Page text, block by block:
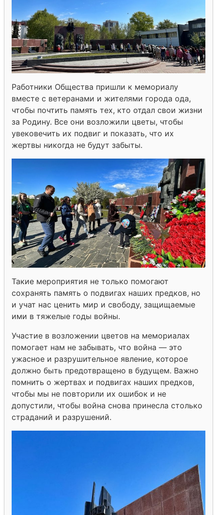
Работники Общества пришли к мемориалу
вместе с ветеранами и жителями города ода,
чтобы почтить память тех, кто отдал свои жизни
за Родину. Все они возложили цветы, чтобы
увековечить их подвиг и показать, что их
жертвы никогда не будут забыты.
Такие мероприятия не только помогают
сохранять память о подвигах наших предков, но
и учат нас ценить мир и свободу, защищаемые
ими в тяжелые годы войны.
Участие в возложении цветов на мемориалах
помогает нам не забывать, что война — это
ужасное и разрушительное явление, которое
должно быть предотвращено в будущем. Важно
помнить о жертвах и подвигах наших предков,
чтобы мы не повторили их ошибок и не
допустили, чтобы война снова принесла столько
страданий и разрушений.